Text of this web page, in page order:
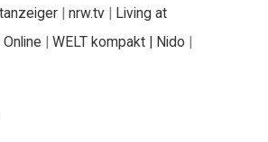
| nrw.tv | Living at
| WELT kompakt | Nido |